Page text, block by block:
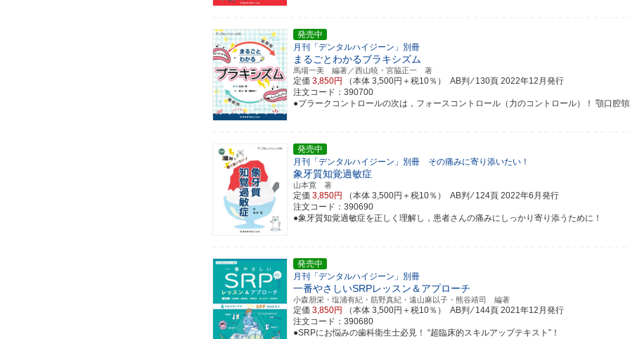
発売中
月刊「デンタルハイジーン」別冊
まるごとわかるブラキシズム
馬場一美 編著／西山暁・宮脇正一 著
定価 3,850円 （本体 3,500円＋税10％） AB判 ⁄ 130頁 2022年12月発行
注文コード：390700
●プラークコントロールの次は，フォースコントロール（力のコントロール）！ 顎口腔
発売中
月刊「デンタルハイジーン」別冊 その痛みに寄り添いたい！
象牙質知覚過敏症
山本寛 著
定価 3,850円 （本体 3,500円＋税10％） AB判 ⁄ 124頁 2022年6月発行
注文コード：390690
●象牙質知覚過敏症を正しく理解し，患者さんの痛みにしっかり寄り添うために！
発売中
月刊「デンタルハイジーン」別冊
一番やさしいSRPレッスン＆アプローチ
小森朋栄・塩浦有紀・筋野真紀・遠山麻以子・熊谷靖司 編著
定価 3,850円 （本体 3,500円＋税10％） AB判 ⁄ 144頁 2021年12月発行
注文コード：390680
●SRPにお悩みの歯科衛生士必見！ “超臨床的スキルアップテキスト”！